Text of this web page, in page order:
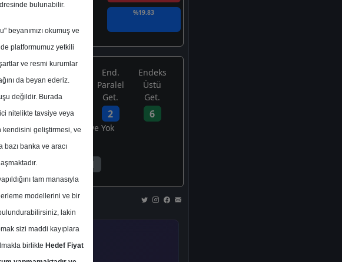
Potansiyeli
%19.83
9 1
End.
Paralel
Get.
2
Endeks
Üstü
Get.
6
Tavsiye Yok
1
bulunabilir.
beyanımızı okumuş ve
platformumuz yetkili
ve resmi kurumlar
da beyan ederiz.
değildir. Burada
nitelikte tavsiye veya
kendisini geliştirmesi, ve
bazı banka ve aracı
tam manasıyla
modellerini ve bir
lakin
sizi maddi kayıplara
birlikte Hedef Fiyat